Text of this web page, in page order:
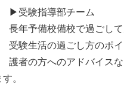
▶受験指導部チーム
長年予備校備校で過ごして
受験生活の過ごし方のポ
護者の方へのアドバイスな
。